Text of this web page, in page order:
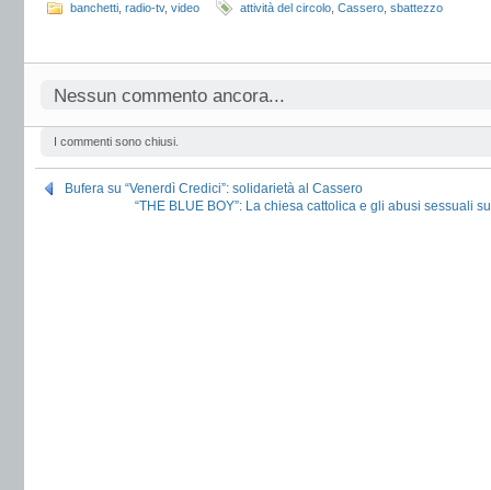
banchetti radio-tv, video attività del circolo Cassero sbattezzo
Nessun commento ancora...
I commenti sono chiusi.
Bufera su “Venerdì Credici”: solidarietà al Cassero
“THE BLUE BOY”: La chiesa cattolica e gli abusi sessuali